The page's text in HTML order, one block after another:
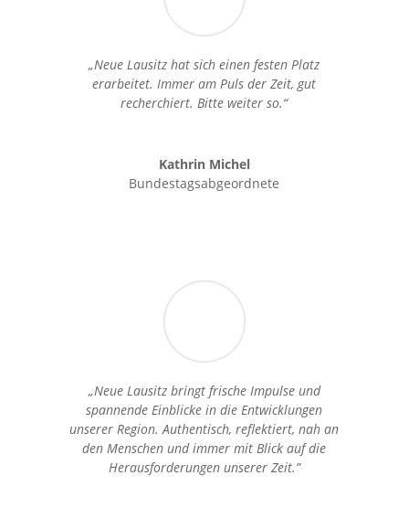
„Neue Lausitz hat sich einen festen Platz
erarbeitet. Immer am Puls der Zeit, gut
recherchiert. Bitte weiter so.“
Kathrin Michel
Bundestagsabgeordnete
„Neue Lausitz bringt frische Impulse und
spannende Einblicke in die Entwicklungen
unserer Region. Authentisch, reflektiert, nah an
den Menschen und immer mit Blick auf die
Herausforderungen unserer Zeit.”